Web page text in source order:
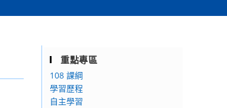
重點專區
108 課綱
學習歷程
自主學習